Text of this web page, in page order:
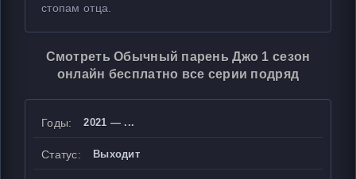
стопам отца.
Смотреть Обычный парень Джо 1 сезон
онлайн бесплатно все серии подряд
Годы: 2021 — ...
Статус: Выходит